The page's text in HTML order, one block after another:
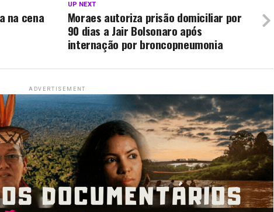
UP NEXT
Moraes autoriza prisão domiciliar por
90 dias a Jair Bolsonaro após
internação por broncopneumonia
na cena
ADVERTISEMENT